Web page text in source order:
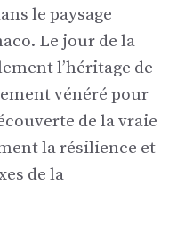
le paysage
Le jour de la
l’héritage de
vénéré pour
de la vraie
la résilience et
de la